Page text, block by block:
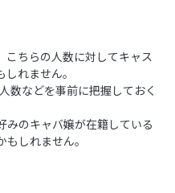
こちらの人数に対してキャス
れません。
数などを事前に把握しておく
みのキャバ嬢が在籍している
しれません。